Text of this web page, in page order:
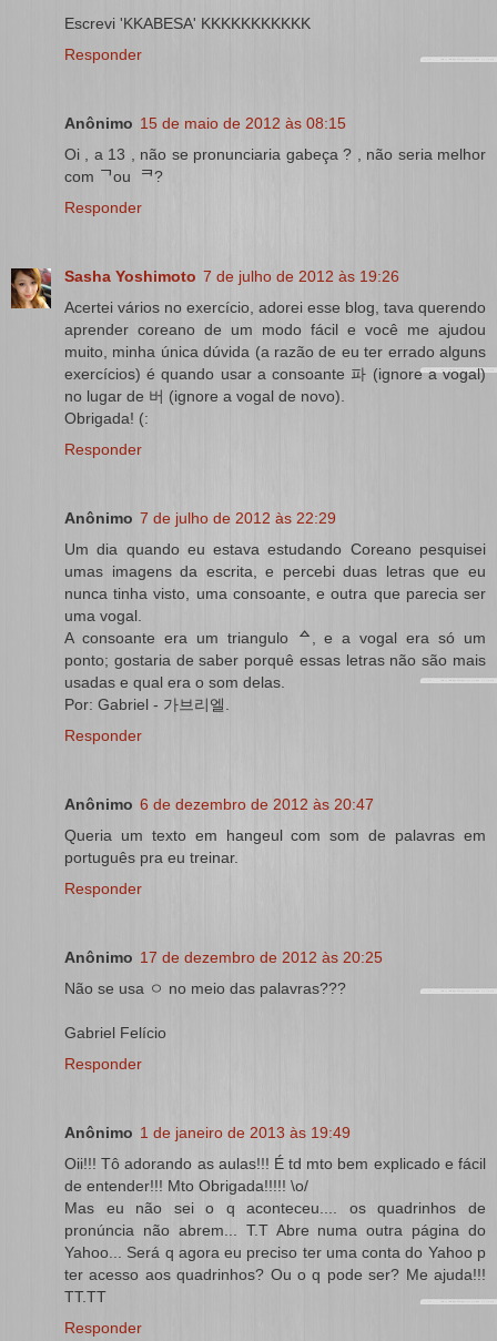
Escrevi 'KKABESA' KKKKKKKKKKK
Responder
Anônimo 15 de maio de 2012 às 08:15
Oi , a 13 , não se pronunciaria gabeça ? , não seria melhor
com ᄀou ᄏ?
Responder
Sasha Yoshimoto 7 de julho de 2012 às 19:26
Acertei vários no exercício, adorei esse blog, tava querendo
aprender coreano de um modo fácil e você me ajudou
muito, minha única dúvida (a razão de eu ter errado alguns
exercícios) é quando usar a consoante 파 (ignore a vogal)
no lugar de 버 (ignore a vogal de novo).
Obrigada! (:
Responder
Anônimo 7 de julho de 2012 às 22:29
Um dia quando eu estava estudando Coreano pesquisei
umas imagens da escrita, e percebi duas letras que eu
nunca tinha visto, uma consoante, e outra que parecia ser
uma vogal.
A consoante era um triangulo ᅀ, e a vogal era só um
ponto; gostaria de saber porquê essas letras não são mais
usadas e qual era o som delas.
Por: Gabriel - 가브리엘.
Responder
Anônimo 6 de dezembro de 2012 às 20:47
Queria um texto em hangeul com som de palavras em
português pra eu treinar.
Responder
Anônimo 17 de dezembro de 2012 às 20:25
Não se usa ㅇ no meio das palavras???
Gabriel Felício
Responder
Anônimo 1 de janeiro de 2013 às 19:49
Oii!!! Tô adorando as aulas!!! É td mto bem explicado e fácil
de entender!!! Mto Obrigada!!!!! \o/
Mas eu não sei o q aconteceu.... os quadrinhos de
pronúncia não abrem... T.T Abre numa outra página do
Yahoo... Será q agora eu preciso ter uma conta do Yahoo p
ter acesso aos quadrinhos? Ou o q pode ser? Me ajuda!!!
TT.TT
Responder